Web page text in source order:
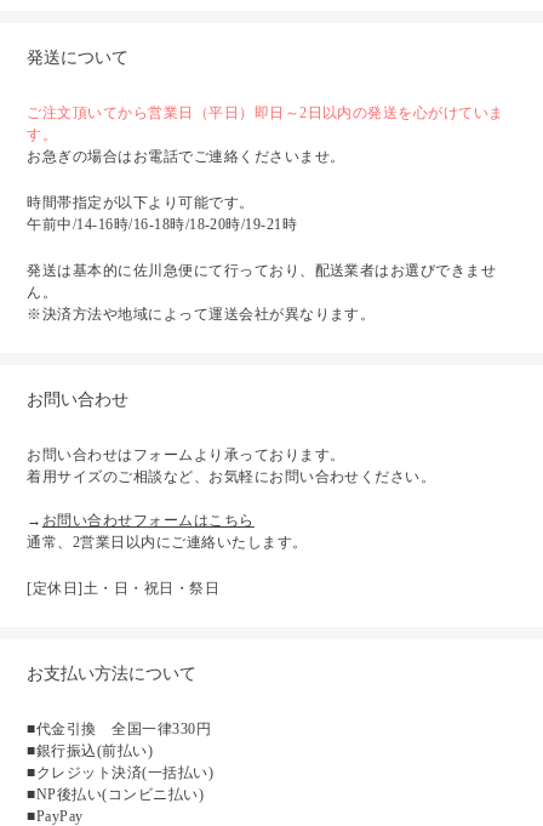
発送について
ご注文頂いてから営業日（平日）即日～2日以内の発送を心がけていま
す。
お急ぎの場合はお電話でご連絡くださいませ。
時間帯指定が以下より可能です。
午前中/14-16時/16-18時/18-20時/19-21時
発送は基本的に佐川急便にて行っており、配送業者はお選びできませ
ん。
※決済方法や地域によって運送会社が異なります。
お問い合わせ
お問い合わせはフォームより承っております。
着用サイズのご相談など、お気軽にお問い合わせください。
→ お問い合わせフォームはこちら
通常、2営業日以内にご連絡いたします。
[定休日]土・日・祝日・祭日
お支払い方法について
■代金引換 全国一律330円
■銀行振込(前払い)
■クレジット決済(一括払い)
■NP後払い(コンビニ払い)
■PayPay